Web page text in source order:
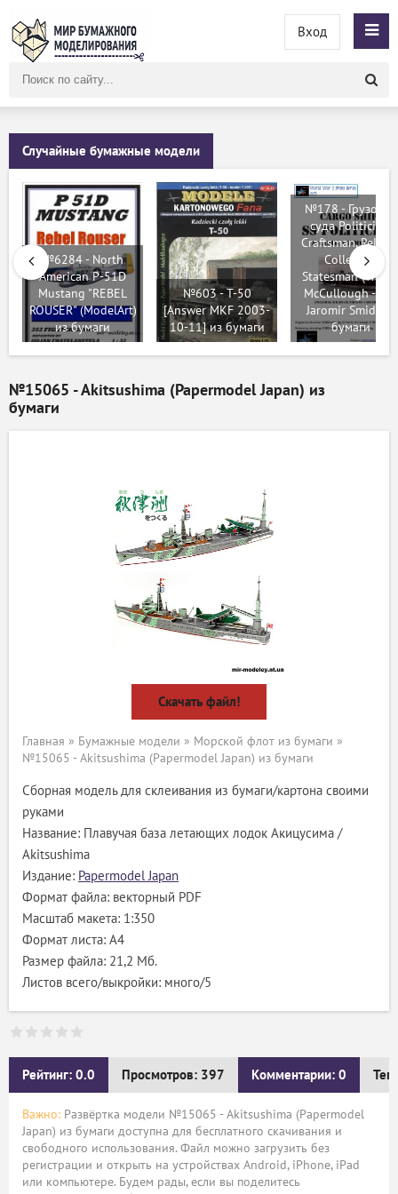
сайту
Вход
Случайные бумажные модели
№6284 - North
American P-51D
Mustang "REBEL
ROUSER" (ModelArt)
из бумаги
№603 - T-50
[Answer MKF 2003-
10-11] из бумаги
№178 - Грузовые
суда Politician,
Craftsman,
Collegian,
Statesman
McCullough - Ing.
Jaromir Smid) из
бумаги
№15065 - Akitsushima (Papermodel Japan) из
бумаги
Скачать файл!
Главная » Бумажные модели » Морской флот из бумаги »
№15065 - Akitsushima (Papermodel Japan) из бумаги
Сборная модель для склеивания из бумаги/картона своими
руками
Название: Плавучая база летающих лодок Акицусима /
Akitsushima
Издание: Papermodel Japan
Формат файла: векторный PDF
Масштаб макета: 1:350
Формат листа: A4
Размер файла: 21,2 Мб.
Листов всего/выкройки: много/5
Рейтинг: 0.0 Просмотров: 397 Комментарии: 0
Важно: Развёртка модели №15065 - Akitsushima (Papermodel
Japan) из бумаги доступна для бесплатного скачивания и
свободного использования. Файл можно загрузить без
регистрации и открыть на устройствах Android, iPhone, iPad
или компьютере. Будем рады, если вы поделитесь